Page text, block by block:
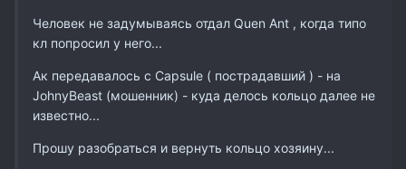
Человек не задумываясь отдал Quen Ant , когда типо
кл попросил у него...
Ак передавалось с Capsule ( пострадавший ) - на
JohnyBeast (мошенник) - куда делось кольцо далее не
известно...
Прошу разобраться и вернуть кольцо хозяину...